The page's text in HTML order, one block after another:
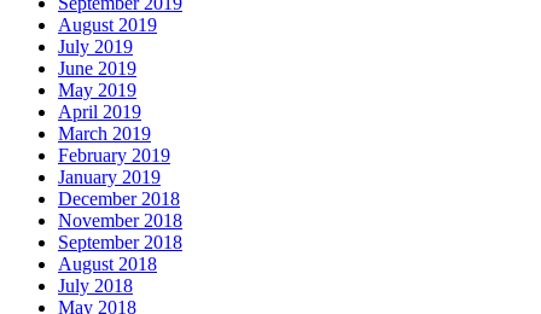
August 2019
July 2019
June 2019
May 2019
April 2019
March 2019
February 2019
January 2019
December 2018
November 2018
September 2018
August 2018
July 2018
May 2018